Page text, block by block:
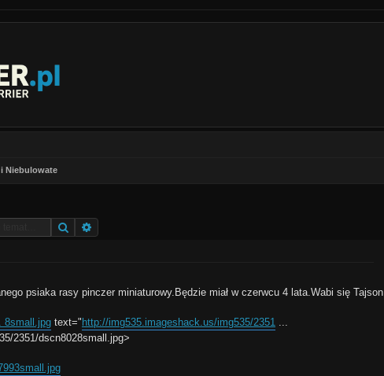
Niebulowate
Szukaj
psiaka rasy pinczer miniaturowy.Będzie miał w czerwcu 4 lata.Wabi się Tajson
8small.jpg text=" http://img535.imageshack.us/img535/2351 ...
2351/dscn8028small.jpg>